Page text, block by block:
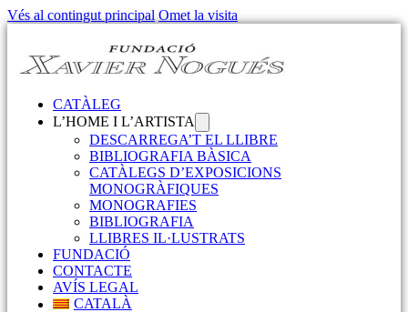
Vés al contingut principal Omet la visita
CATÀLEG
L’HOME I L’ARTISTA
DESCARREGA’T EL LLIBRE
BIBLIOGRAFIA BÀSICA
CATÀLEGS D’EXPOSICIONS
MONOGRÀFIQUES
MONOGRAFIES
BIBLIOGRAFIA
LLIBRES IL·LUSTRATS
FUNDACIÓ
CONTACTE
AVÍS LEGAL
CATALÀ